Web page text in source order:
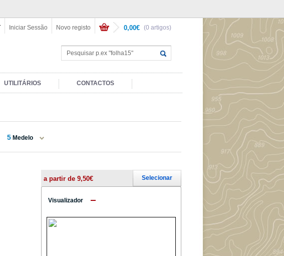
(0 artigos)
0,00€
Novo registo
Iniciar Sessão
UTILITÁRIOS CONTACTOS
5 Medelo
a partir de 9,50€ Selecionar
Visualizador